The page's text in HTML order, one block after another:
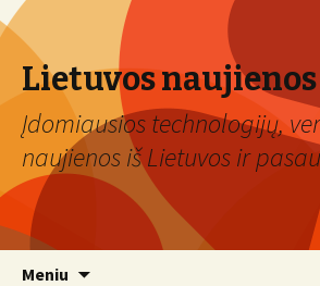
Lietuvos naujienos
Įdomiausios technologijų,
naujienos iš Lietuvos ir
Meniu